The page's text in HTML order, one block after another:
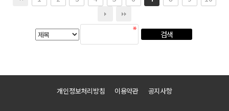
개인정보처리방침 이용약관 공지사항